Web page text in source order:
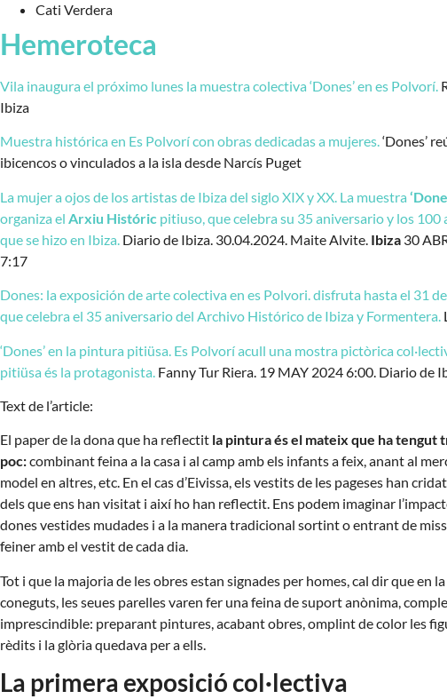
Cati Verdera
Hemeroteca
Vila inaugura el próximo lunes la muestra colectiva ‘Dones’ en es Polvorí.
Ibiza
Muestra histórica en Es Polvorí con obras dedicadas a mujeres.‘Dones’
ibicencos o vinculados a la isla desde Narcís Puget
La mujer a ojos de los artistas de Ibiza del siglo XIX y XX. La muestra
organiza el Arxiu Históric pitiuso, que celebra su 35 aniversario y los
que se hizo en Ibiza. Diario de Ibiza. 30.04.2024. Maite Alvite. Ibiza 30
7:17
Dones: la exposición de arte colectiva en es Polvori. disfruta hasta el 31
que celebra el 35 aniversario del Archivo Histórico de Ibiza y Formentera.
‘Dones’ en la pintura pitiüsa. Es Polvorí acull una mostra pictòrica
pitiüsa és la protagonista. Fanny Tur Riera. 19 MAY 2024 6:00. Diario de
Text de l’article:
El paper de la dona que ha reflectit la pintura és el mateix que ha tengut
poc:combinant feina a la casa i al camp amb els infants a feix, anant al
model en altres, etc. En el cas d’Eivissa, els vestits de les pageses han
dels que ens han visitat i així ho han reflectit. Ens podem imaginar
dones vestides mudades i a la manera tradicional sortint o entrant de
feiner amb el vestit de cada dia.
Tot i que la majoria de les obres estan signades per homes, cal dir que
coneguts, les seues parelles varen fer una feina de suport anònima,
imprescindible: preparant pintures, acabant obres, omplint de color les
rèdits i la glòria quedava per a ells.
La primera exposició col·lectiva